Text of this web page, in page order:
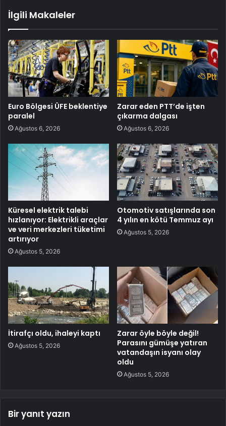
İlgili Makaleler
Euro Bölgesi ÜFE beklentiye
paralel
Ağustos 6, 2026
Zarar eden PTT’de işten
çıkarma dalgası
Ağustos 6, 2026
Küresel elektrik talebi
hızlanıyor: Elektrikli araçlar
ve veri merkezleri tüketimi
artırıyor
Ağustos 5, 2026
Otomotiv satışlarında son
4 yılın en kötü Temmuz ayı
Ağustos 5, 2026
İtirafçı oldu, ihaleyi kaptı
Ağustos 5, 2026
Zarar öyle böyle değil!
Parasını gümüşe yatıran
vatandaşın isyanı olay
oldu
Ağustos 5, 2026
Bir yanıt yazın